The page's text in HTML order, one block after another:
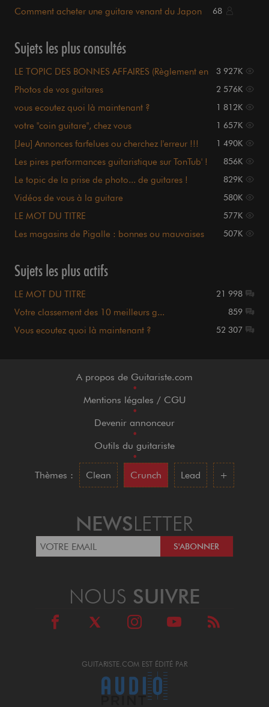
Comment acheter une guitare venant du Japon
68
Sujets les plus consultés
LE TOPIC DES BONNES AFFAIRES (Règlement en
3 927K
Photos de vos guitares 2 576K
vous ecoutez quoi là maintenant ? 1 812K
votre "coin guitare", chez vous 1 657K
[Jeu] Annonces farfelues ou cherchez l'erreur !!! 1 490K
Les pires performances guitaristique sur TonTub' ! 856K
Le topic de la prise de photo... de guitares ! 829K
Vidéos de vous à la guitare 580K
LE MOT DU TITRE 577K
Les magasins de Pigalle : bonnes ou mauvaises
507K
Sujets les plus actifs
LE MOT DU TITRE 21 998
Votre classement des 10 meilleurs g... 859
Vous ecoutez quoi là maintenant ? 52 307
A propos de Guitariste.com
•
Mentions légales / CGU
•
Devenir annonceur
•
Outils du guitariste
•
Thèmes :
Clean Crunch Lead +
NEWSLETTER
GUITARISTE.COM EST ÉDITÉ PAR
NOUS SUIVRE